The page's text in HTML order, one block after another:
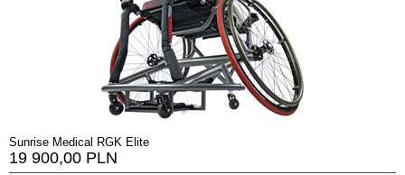
Sunrise Medical RGK Elite
19 900,00 PLN